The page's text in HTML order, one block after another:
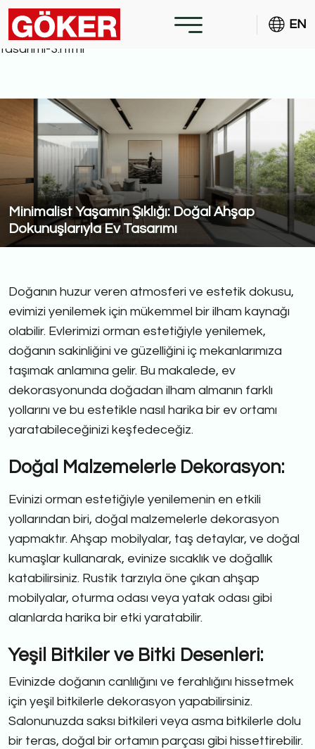
EN
https://www.gokerorm.com.tr/haber/minimalist-
yasamin-sikligi-dogal-ahsap-dokunuslariyla-ev-
tasarimi-3.html
Minimalist Yaşamın Şıklığı: Doğal Ahşap
Dokunuşlarıyla Ev Tasarımı
Doğanın huzur veren atmosferi ve estetik dokusu,
evimizi yenilemek için mükemmel bir ilham kaynağı
olabilir. Evlerimizi orman estetiğiyle yenilemek,
doğanın sakinliğini ve güzelliğini iç mekanlarımıza
taşımak anlamına gelir. Bu makalede, ev
dekorasyonunda doğadan ilham almanın farklı
yollarını ve bu estetikle nasıl harika bir ev ortamı
yaratabileceğinizi keşfedeceğiz.
Doğal Malzemelerle Dekorasyon:
Evinizi orman estetiğiyle yenilemenin en etkili
yollarından biri, doğal malzemelerle dekorasyon
yapmaktır. Ahşap mobilyalar, taş detaylar, ve doğal
kumaşlar kullanarak, evinize sıcaklık ve doğallık
katabilirsiniz. Rustik tarzıyla öne çıkan ahşap
mobilyalar, oturma odası veya yatak odası gibi
alanlarda harika bir etki yaratabilir.
Yeşil Bitkiler ve Bitki Desenleri:
Evinizde doğanın canlılığını ve ferahlığını hissetmek
için yeşil bitkilerle dekorasyon yapabilirsiniz.
Salonunuzda saksı bitkileri veya asma bitkilerle dolu
bir teras, doğal bir ortamın parçası gibi hissettirebilir.